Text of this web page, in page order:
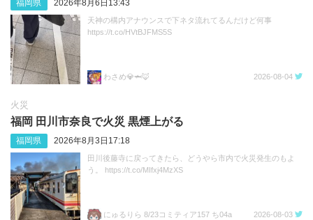
福岡県 2026年8月6日13:43
天神の構内アナウンスで下ネタ流れてるんだけど何事
https://t.co/HVtBJFMS5S
わさめ💎🦈🦊 2026-08-04
火災
福岡 田川市奈良で火災 黒煙上がる
福岡県 2026年8月3日17:18
田川後藤寺に戻ってきたら、どうやら市内で火災発生のもよ
う。 https://t.co/MIfxj4MzXS
にゅるりら 8/23コミティア157 ち04a 2026-08-03